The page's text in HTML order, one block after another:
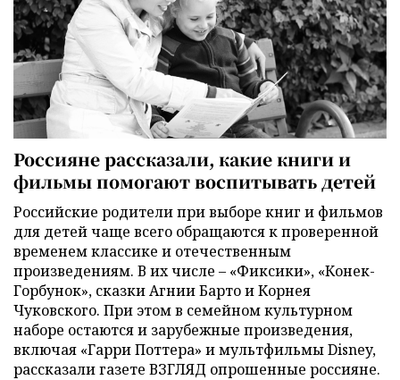
Россияне рассказали, какие книги и
фильмы помогают воспитывать детей
Российские родители при выборе книг и фильмов
для детей чаще всего обращаются к проверенной
временем классике и отечественным
произведениям. В их числе – «Фиксики», «Конек-
Горбунок», сказки Агнии Барто и Корнея
Чуковского. При этом в семейном культурном
наборе остаются и зарубежные произведения,
включая «Гарри Поттера» и мультфильмы Disney,
рассказали газете ВЗГЛЯД опрошенные россияне.